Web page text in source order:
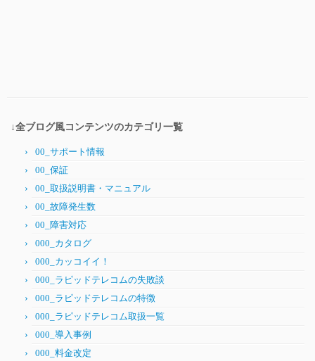
↓全ブログ風コンテンツのカテゴリ一覧
00_サポート情報
00_保証
00_取扱説明書・マニュアル
00_故障発生数
00_障害対応
000_カタログ
000_カッコイイ！
000_ラピッドテレコムの失敗談
000_ラピッドテレコムの特徴
000_ラピッドテレコム取扱一覧
000_導入事例
000_料金改定